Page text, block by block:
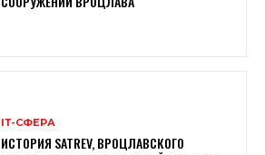
ІТ-СФЕРА
ИСТОРИЯ SATREV, ВРОЦЛАВСКОГО